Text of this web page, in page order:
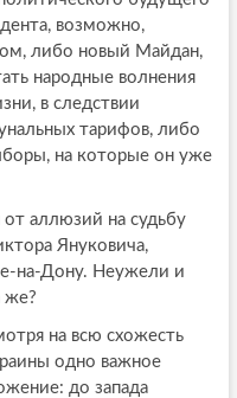
возможно,
либо новый Майдан,
народные волнения
в следствии
тарифов, либо
на которые он уже
от аллюзий на судьбу
Януковича,
на-Дону. Неужели и
же?
на всю схожесть
одно важное
до запада